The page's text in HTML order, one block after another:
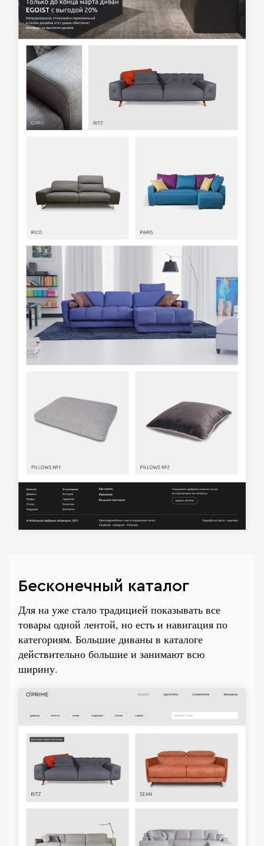
Бесконечный каталог
Для на уже стало традицией показывать все
товары одной лентой, но есть и навигация по
категориям. Большие диваны в каталоге
действительно большие и занимают всю
ширину.